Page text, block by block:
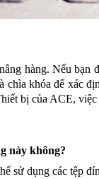
hàng. Nếu bạn
chìa khóa để xác
bị của ACE,
này không?
sử dụng các tệp